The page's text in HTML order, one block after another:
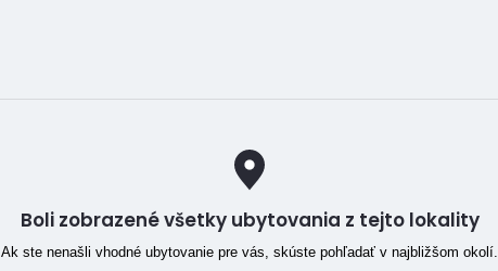
Boli zobrazené všetky ubytovania z tejto lokality
Ak ste nenašli vhodné ubytovanie pre vás, skúste pohľadať v najbližšom okolí.